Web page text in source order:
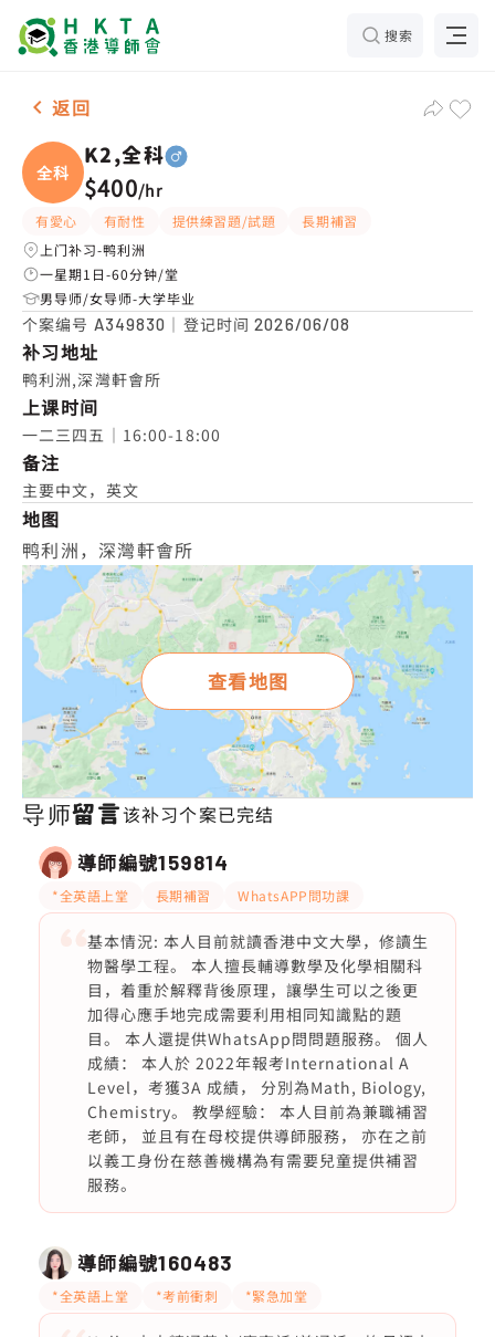
搜索
男-1名 K2,全科，鸭利洲 补习推介
返回
全科
K2,全科
$400/hr
有愛心 有耐性 提供練習題/試題
長期補習
上门补习-鸭利洲
一星期1日-60分钟/堂
男导师/女导师-大学毕业
个案编号 A349830 ｜登记时间2026/06/08
补习地址
鸭利洲,深灣軒會所
上课时间
一二三四五｜16:00-18:00
备注
主要中文，英文
地图
鸭利洲，深灣軒會所
查看地图
导师留言该补习个案已完结
導師編號159814
*全英語上堂 長期補習 WhatsAPP問功課
基本情況: 本人目前就讀香港中文大學，修讀生
物醫學工程。 本人擅長輔導數學及化學相關科
目，着重於解釋背後原理，讓學生可以之後更
加得心應手地完成需要利用相同知識點的題
目。 本人還提供WhatsApp問問題服務。 個人
成績： 本人於 2022年報考International A
Level，考獲3A 成績， 分別為Math, Biology,
Chemistry。 教學經驗： 本人目前為兼職補習
老師， 並且有在母校提供導師服務， 亦在之前
以義工身份在慈善機構為有需要兒童提供補習
服務。
導師編號160483
*全英語上堂 *考前衝刺 *緊急加堂